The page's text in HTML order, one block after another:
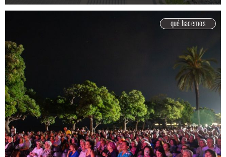
qué hacemos